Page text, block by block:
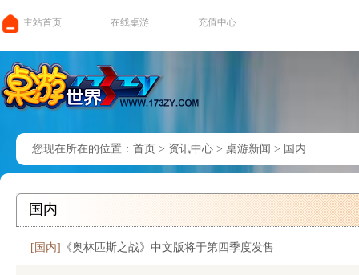
主站首页 在线桌游 充值中心
您现在所在的位置： 首页 > 资讯中心 > 桌游新闻 > 国内
国内
[国内] 《奥林匹斯之战》中文版将于第四季度发售